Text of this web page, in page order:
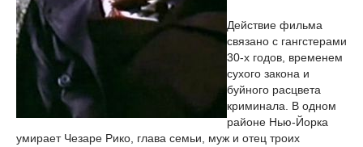
Действие фильма
связано с гангстерами
30-х годов, временем
сухого закона и
буйного расцвета
криминала. В одном
районе Нью-Йорка
умирает Чезаре Рико, глава семьи, муж и отец троих